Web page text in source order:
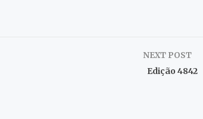
NEXT POST
Edição 4842